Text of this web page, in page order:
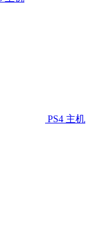
PS4 主机